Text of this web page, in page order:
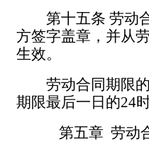
第十五条 劳动
方签字盖章，并从
生效。
劳动合同期限
期限最后一日的24
第五章 劳动